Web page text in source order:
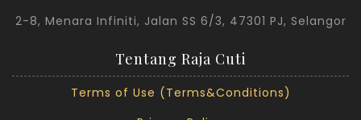
2-8, Menara Infiniti, Jalan SS 6/3, 47301 PJ, Selangor
Tentang Raja Cuti
Terms of Use (Terms&Conditions)